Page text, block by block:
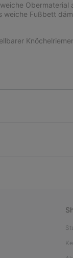
Obermaterial
weiche Fußbett